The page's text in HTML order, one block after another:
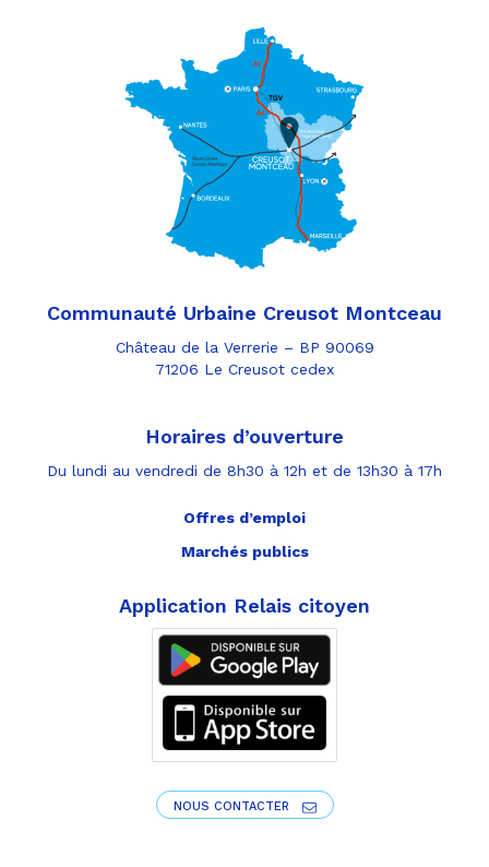
Communauté Urbaine Creusot Montceau
Château de la Verrerie – BP 90069
71206 Le Creusot cedex
Horaires d’ouverture
Du lundi au vendredi de 8h30 à 12h et de 13h30 à 17h
Offres d’emploi
Marchés publics
Application Relais citoyen
NOUS CONTACTER